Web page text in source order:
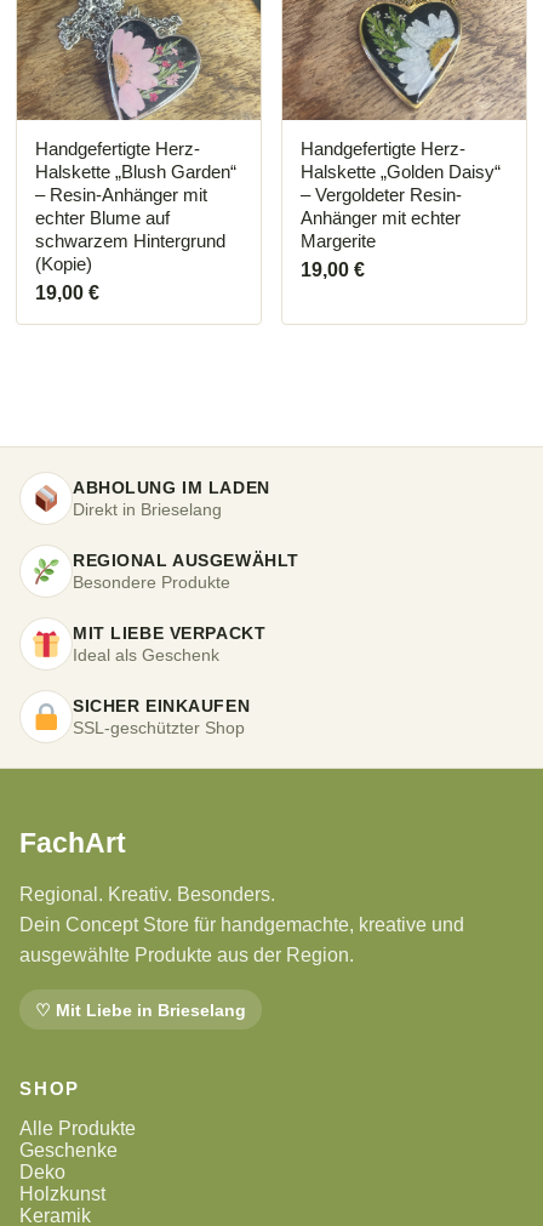
Handgefertigte Herz-
Halskette „Blush Garden“
– Resin-Anhänger mit
echter Blume auf
schwarzem Hintergrund
(Kopie)
19,00 €
Handgefertigte Herz-
Halskette „Golden Daisy“
– Vergoldeter Resin-
Anhänger mit echter
Margerite
19,00€
ABHOLUNG IM LADEN
Direkt in Brieselang
REGIONAL AUSGEWÄHLT
Besondere Produkte
MIT LIEBE VERPACKT
Ideal als Geschenk
SICHER EINKAUFEN
SSL-geschützter Shop
FachArt
Regional. Kreativ. Besonders.
Dein Concept Store für handgemachte, kreative und
ausgewählte Produkte aus der Region.
♡ Mit Liebe in Brieselang
SHOP
Alle Produkte
Geschenke
Deko
Holzkunst
Keramik